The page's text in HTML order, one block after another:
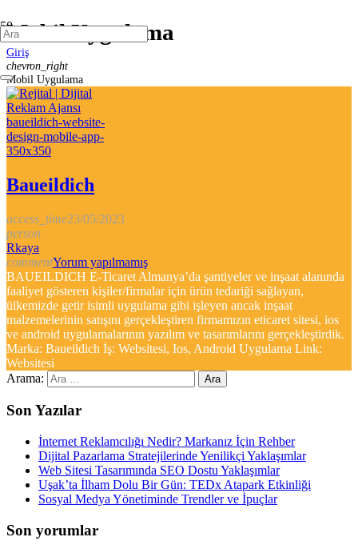
Mobil Uygulama
Giriş
chevron_right
Mobil Uygulama
Baueildich
access_time23/05/2023
person
Rkaya
commentYorum yapılmamış
BAUEILDICH E-Ticaret Almanya’da şantiyeler ve inşaat alanında
faaliyet gösteren kişiler/firmalar için ürün tedariği sağlayan,
ülkemizde getir isimli uygulama gibi işleyen ancak inşaat
malzemelerinin satışını gerçekleştiren firmamızın eticaret sitesi, ios
ve android uygulamalarının yazılım ve tasarımlarını gerçekleştirdik.
Marka: Baueildich İş: Websitesi, Ios, Android Uygulama Link:
Websitesi
Arama:
Son Yazılar
İnternet Reklamcılığı Nedir? Markanız İçin Rehber
Dijital Pazarlama Stratejilerinde Yenilikçi Yaklaşımlar
Web Sitesi Tasarımında SEO Dostu Yaklaşımlar
Uşak’ta İlham Dolu Bir Gün: TEDx Atapark Etkinliği
Sosyal Medya Yönetiminde Trendler ve İpuçlar
Son yorumlar